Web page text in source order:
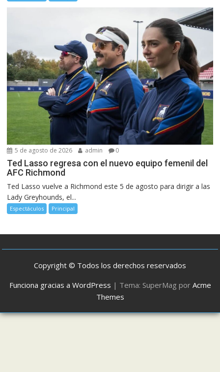
5 de agosto de 2026 admin 0
Ted Lasso regresa con el nuevo equipo femenil del
AFC Richmond
Ted Lasso vuelve a Richmond este 5 de agosto para dirigir a las
Lady Greyhounds, el...
Espectáculos Principal
Copyright © Todos los derechos reservados
Funciona gracias a WordPress | Tema: SuperMag por Acme
Themes